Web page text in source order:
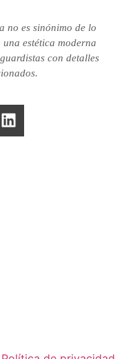
no es sinónimo de lo
estética moderna
con detalles